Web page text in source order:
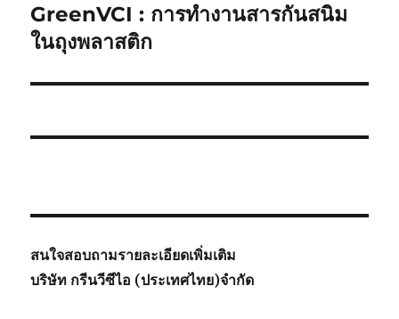
Next
post:
GreenVCI : การทำงานสารกันสนิม
ในถุงพลาสติก
สนใจสอบถามรายละเอียดเพิ่มเติม
บริษัท กรีนวีซีไอ (ประเทศไทย)จำกัด